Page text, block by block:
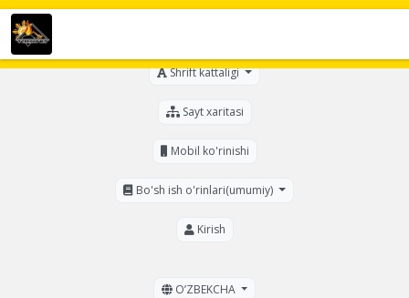
Shrift kattaligi
Sayt xaritasi
Mobil ko'rinishi
Bo'sh ish o'rinlari(umumiy)
Kirish
OʼZBEKCHA